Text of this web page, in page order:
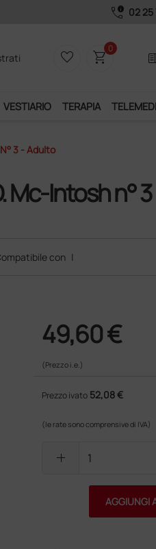
Acquistando il servizio
call_quality 02 25
favorite_border shopping_cart0
VESTIARIO TERAPIA
3 - Adulto
Mc-Intosh n° 3
con |
49,60 €
(Prezzo i.e.)
Prezzo ivato 52,08 €
(le rate sono comprensive di IVA)
add
AGGIUNGI